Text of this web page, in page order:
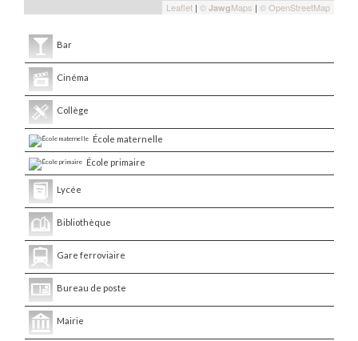
Leaflet | © JawgMaps | © OpenStreetMap
Bar
Cinéma
Collège
École maternelle
École primaire
Lycée
Bibliothèque
Gare ferroviaire
Bureau de poste
Mairie